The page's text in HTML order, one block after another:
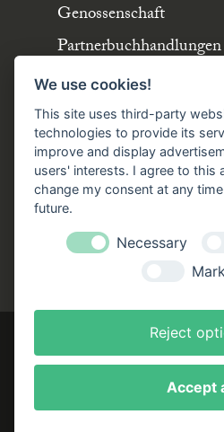
Genossenschaft
Partnerbuchhandlungen
Büchergilde online
Stellenangebote
Folgen Sie uns!
FacebookInstagramYouTube
Zustellung durch:
Impressum
We use cookies!
This site uses third-party
technologies to provide its
improve and display
users' interests. I agree to this
change my consent at any
future.
Necessary
Reject
Accept